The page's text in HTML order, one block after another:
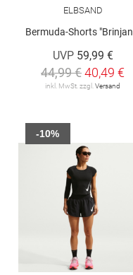
ELBSAND
Bermuda-Shorts "Brinjana"
UVP 59,99 €
44,99 €40,49 €
inkl. MwSt. zzgl. Versand
-10%